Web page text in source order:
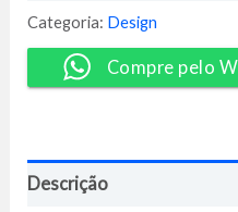
Visual
-
Guido
Categoria: Design
Compre pelo
Descrição